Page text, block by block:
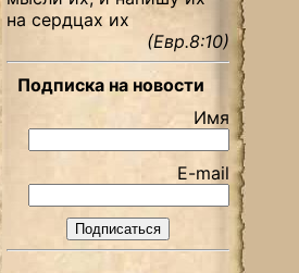
на сердцах их
(Евр.8:10)
Подписка на новости
Имя
E-mail